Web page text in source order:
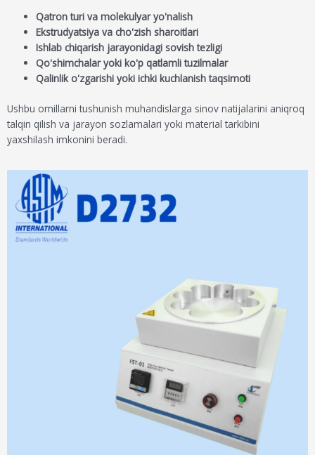
Qatron turi va molekulyar yo'nalish
Ekstrudyatsiya va cho'zish sharoitlari
Ishlab chiqarish jarayonidagi sovish tezligi
Qo'shimchalar yoki ko'p qatlamli tuzilmalar
Qalinlik o'zgarishi yoki ichki kuchlanish taqsimoti
Ushbu omillarni tushunish muhandislarga sinov natijalarini aniqroq
talqin qilish va jarayon sozlamalari yoki material tarkibini
yaxshilash imkonini beradi.